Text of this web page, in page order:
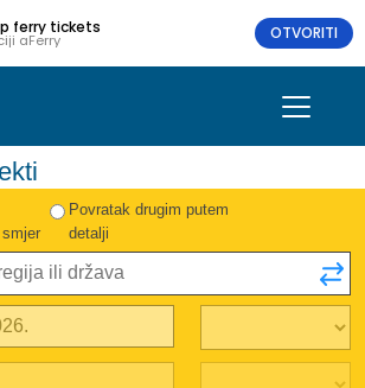
ferry tickets
aFerry OTVORITI
Povratak drugim putem
detalji